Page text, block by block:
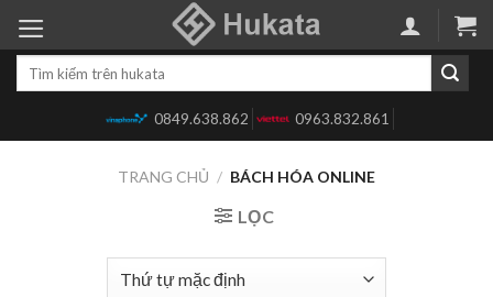
content
Tìm
0849.638.862 0963.832.861
TRANG CHỦ / BÁCH HÓA ONLINE
LỌC